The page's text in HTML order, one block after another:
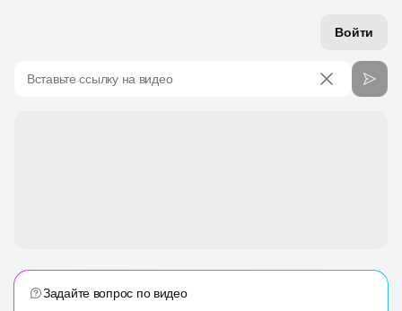
Войти
Вставьте ссылку на видео
Задайте вопрос по видео